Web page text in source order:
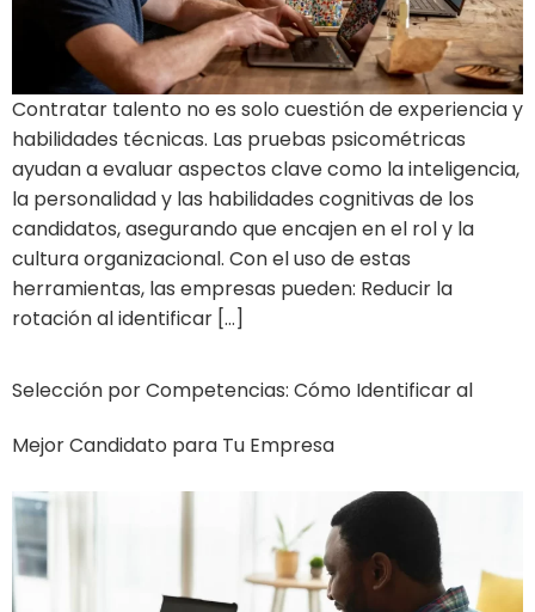
Contratar talento no es solo cuestión de experiencia y
habilidades técnicas. Las pruebas psicométricas
ayudan a evaluar aspectos clave como la inteligencia,
la personalidad y las habilidades cognitivas de los
candidatos, asegurando que encajen en el rol y la
cultura organizacional. Con el uso de estas
herramientas, las empresas pueden: Reducir la
rotación al identificar […]
Selección por Competencias: Cómo Identificar al
Mejor Candidato para Tu Empresa